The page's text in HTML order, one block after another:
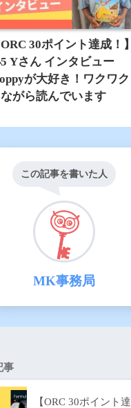
ORC 30ポイント達成！】
Yさん インタビュー
が大好き！ワクワク
ながら読んでいます
この記事を書いた人
MK事務局
事
【ORC 30ポイント達